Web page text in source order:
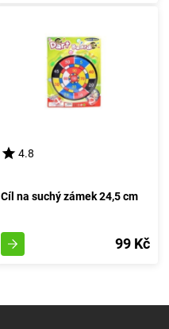
4.8
Cíl na suchý zámek 24,5 cm
99 Kč